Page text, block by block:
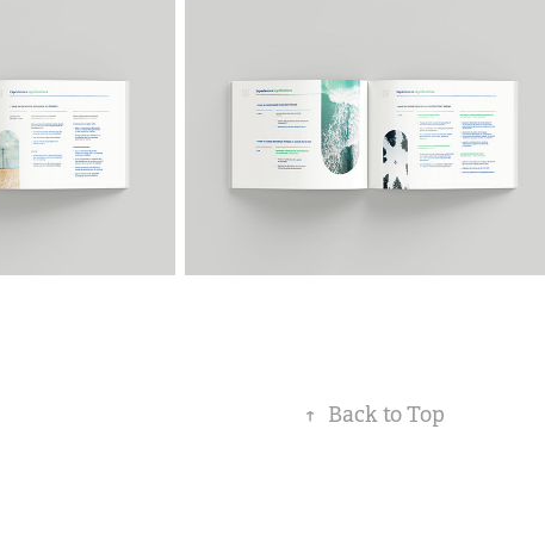
↑ Back to Top